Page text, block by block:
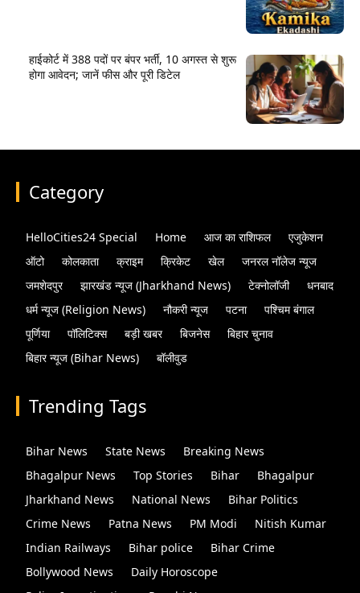
हाईकोर्ट में 388 पदों पर बंपर भर्ती, 10 अगस्त से शुरू
होगा आवेदन; जानें फीस और पूरी डिटेल
Category
HelloCities24 Special Home आज का राशिफल
एजुकेशन
ऑटो
कोलकाता क्राइम क्रिकेट खेल
जनरल नॉलेज न्यूज
जमशेदपुर
झारखंड न्यूज (Jharkhand News) टेक्नोलॉजी
धनबाद
धर्म न्यूज (Religion News)
नौकरी न्यूज पटना
पश्चिम बंगाल
पूर्णिया
पॉलिटिक्स बड़ी खबर बिजनेस
बिहार चुनाव
बिहार न्यूज (Bihar News)
बॉलीवुड
Trending Tags
Bihar News State News
Breaking News
Bhagalpur News
Top Stories Bihar
Bhagalpur
Jharkhand News
National News
Bihar Politics
Crime News
Patna News PM Modi
Nitish Kumar
Indian Railways
Bihar police
Bihar Crime
Bollywood News
Daily Horoscope